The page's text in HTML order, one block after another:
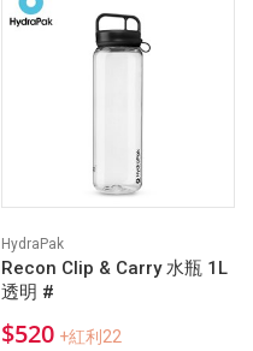
HydraPak
Recon Clip & Carry 水瓶 1L
透明 #
$520 +紅利22